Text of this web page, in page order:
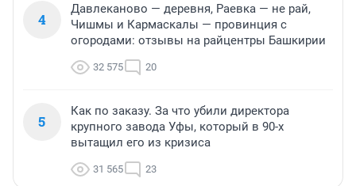
4
Давлеканово — деревня, Раевка — не рай,
Чишмы и Кармаскалы — провинция с
огородами: отзывы на райцентры Башкирии
32 575 20
5
Как по заказу. За что убили директора
крупного завода Уфы, который в 90-х
вытащил его из кризиса
31 565 23